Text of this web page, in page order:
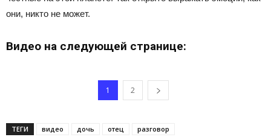
они, никто не может.
Видео на следующей странице:
1 2
ТЕГИ видео дочь отец разговор